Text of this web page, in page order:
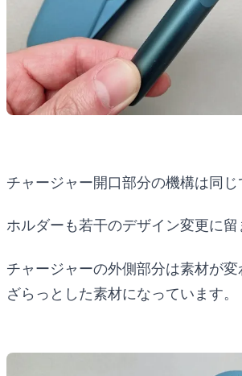
チャージャー開口部分の機構は同じ
ホルダーも若干のデザイン変更に留
チャージャーの外側部分は素材が
ざらっとした素材になっています。